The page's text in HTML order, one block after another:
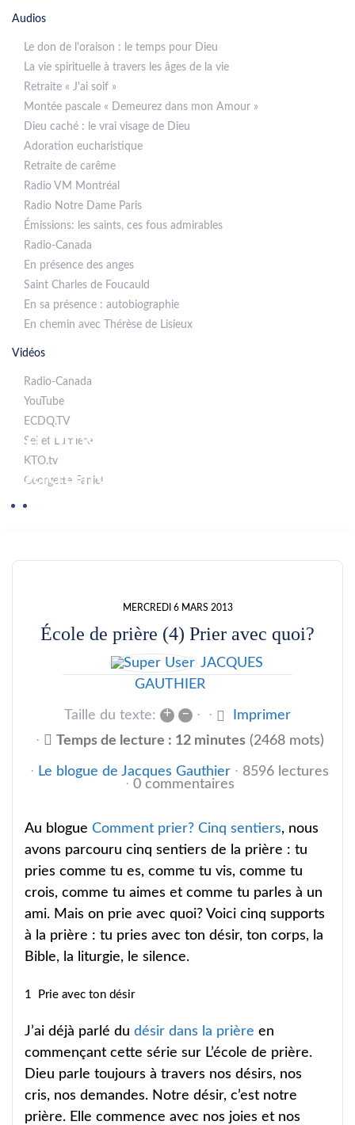
Audios
Le don de l'oraison : le temps pour Dieu
La vie spirituelle à travers les âges de la vie
Retraite « J'ai soif »
Montée pascale « Demeurez dans mon Amour »
Dieu caché : le vrai visage de Dieu
Adoration eucharistique
Retraite de carême
Radio VM Montréal
Radio Notre Dame Paris
Émissions: les saints, ces fous admirables
Radio-Canada
En présence des anges
Saint Charles de Foucauld
En sa présence : autobiographie
En chemin avec Thérèse de Lisieux
Vidéos
Radio-Canada
YouTube
ECDQ.TV
Sel et Lumière
KTO.tv
Georgette Faniel
Le blogue de Jacques
Gauthier
MERCREDI 6 MARS 2013
École de prière (4) Prier avec quoi?
JACQUES
GAUTHIER
Taille du texte: + –
Imprimer
Temps de lecture : 12 minutes (2468 mots)
Le blogue de Jacques Gauthier
8596 lectures
0 commentaires
Au blogue Comment prier? Cinq sentiers, nous
avons parcouru cinq sentiers de la prière : tu
pries comme tu es, comme tu vis, comme tu
crois, comme tu aimes et comme tu parles à un
ami. Mais on prie avec quoi? Voici cinq supports
à la prière : tu pries avec ton désir, ton corps, la
Bible, la liturgie, le silence.
1 Prie avec ton désir
J’ai déjà parlé du désir dans la prière en
commençant cette série sur L’école de prière.
Dieu parle toujours à travers nos désirs, nos
cris, nos demandes. Notre désir, c’est notre
prière. Elle commence avec nos joies et nos